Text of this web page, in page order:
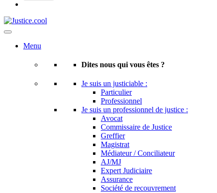
Menu
Dites nous qui vous êtes ?
Je suis un justiciable :
Particulier
Professionnel
Je suis un professionnel de justice :
Avocat
Commissaire de Justice
Greffier
Magistrat
Médiateur / Conciliateur
AJ/MJ
Expert Judiciaire
Assurance
Société de recouvrement